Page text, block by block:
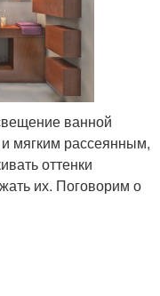
ванной
мягким рассеянным,
оттенки
их. Поговорим о